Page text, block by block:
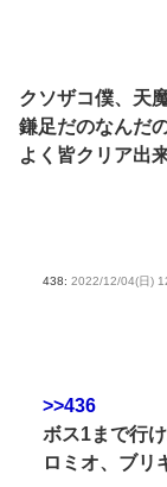
クソザコ僕、天
鎌足だのなんだ
よく皆クリア出
438: 2022/12/04(日)
>>436
ボス1まで行
ロミオ、ブリ